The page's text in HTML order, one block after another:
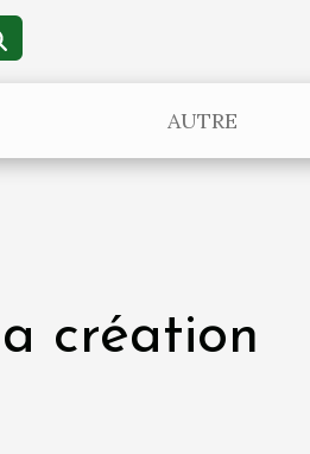
AUTRE
création